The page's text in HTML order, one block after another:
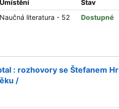
Umístění
Stav
Naučná literatura - 52 Dostupné
: rozhovory se Štefanem
/